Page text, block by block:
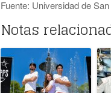
Fuente: Universidad de
Notas